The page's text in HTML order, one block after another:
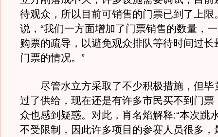
待观众，所以目前可销售的门票已到了上限
说，“我们一方面增加了门票销售的数量，
购票的疏导，以避免观众排队等待时间过长
门票的情况。”
尽管水立方采取了不少积极措施，但毕
过了供给，现在还是有许多市民买不到门票
众也感到疑惑。对此，肖名焰解释:“本次跳
不受限制，因此许多项目的参赛人员很多，